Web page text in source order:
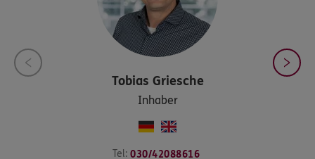
Tobias Griesche
Inhaber
Tel: 030/42088616